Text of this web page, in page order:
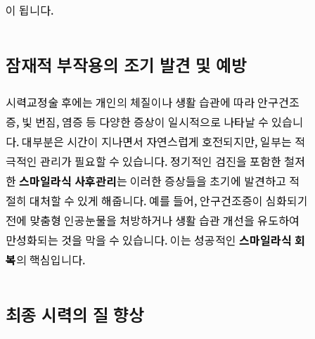
이 됩니다.
잠재적 부작용의 조기 발견 및 예방
시력교정술 후에는 개인의 체질이나 생활 습관에 따라 안구건조
증, 빛 번짐, 염증 등 다양한 증상이 일시적으로 나타날 수 있습니
다. 대부분은 시간이 지나면서 자연스럽게 호전되지만, 일부는 적
극적인 관리가 필요할 수 있습니다. 정기적인 검진을 포함한 철저
한스마일라식 사후관리는 이러한 증상들을 초기에 발견하고 적
절히 대처할 수 있게 해줍니다. 예를 들어, 안구건조증이 심화되기
전에 맞춤형 인공눈물을 처방하거나 생활 습관 개선을 유도하여
만성화되는 것을 막을 수 있습니다. 이는 성공적인 스마일라식 회
복의 핵심입니다.
최종 시력의 질 향상